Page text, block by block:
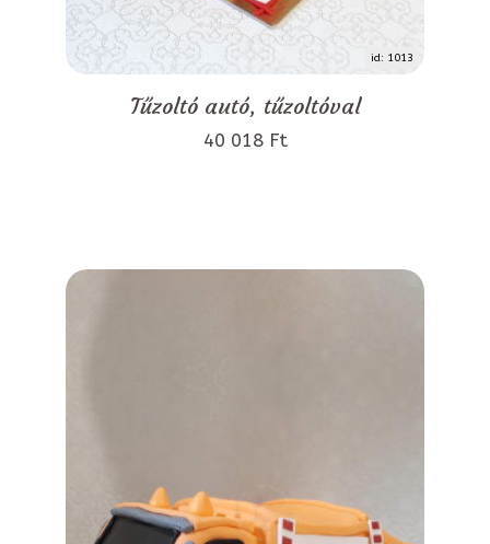
id: 1013
Tűzoltó autó, tűzoltóval
40 018 Ft